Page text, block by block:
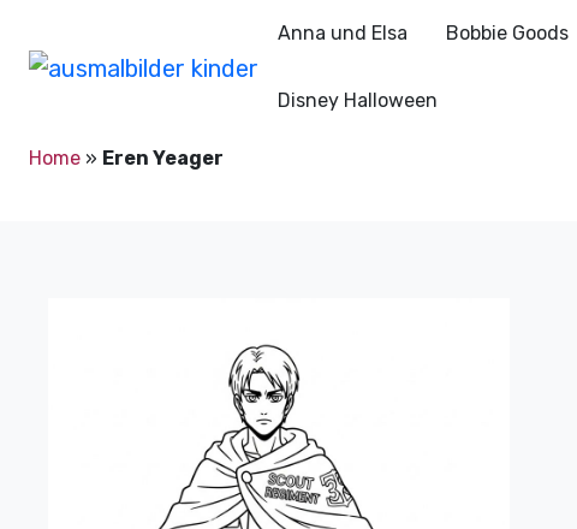
Anna und Elsa Bobbie Goods
Disney Halloween
Home » Eren Yeager